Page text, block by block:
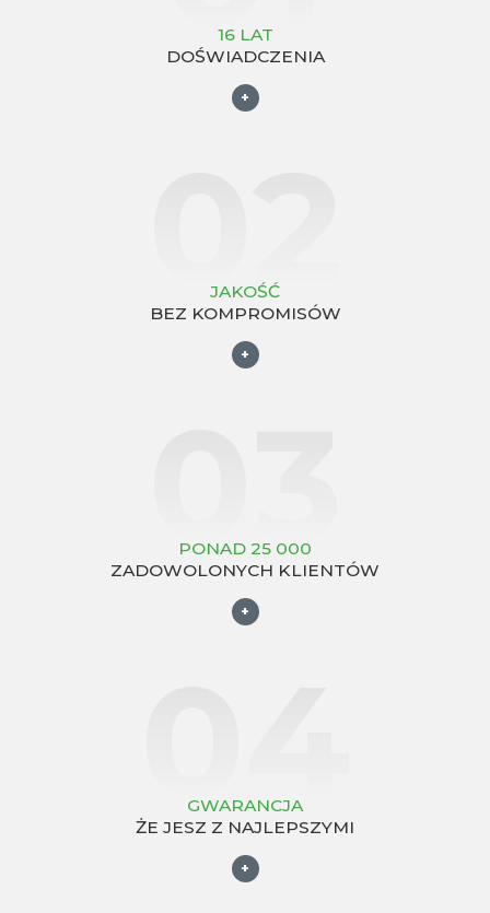
16 LAT
DOŚWIADCZENIA
+
JAKOŚĆ
BEZ KOMPROMISÓW
+
PONAD 25 000
ZADOWOLONYCH KLIENTÓW
+
GWARANCJA
ŻE JESZ Z NAJLEPSZYMI
+